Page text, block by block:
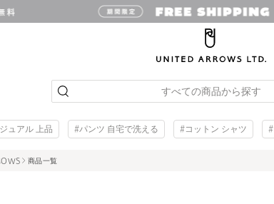
すべての商品から探す
ュアル 上品 #パンツ 自宅で洗える #コットン シャツ #
商品一覧